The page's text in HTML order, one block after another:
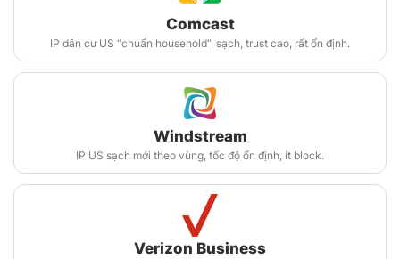
Comcast
IP dân cư US “chuẩn household”, sạch, trust cao, rất ổn định.
Windstream
IP US sạch mới theo vùng, tốc độ ổn định, ít block.
Verizon Business